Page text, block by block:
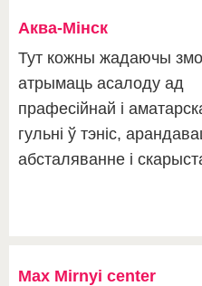
Аква-Мінск
Тут кожны жадаючы
атрымаць асалоду ад
прафесійнай і
гульні ў тэніс,
абсталяванне і
Max Mirnyi center